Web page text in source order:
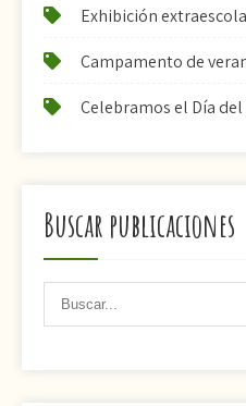
Exhibición
Campamento de
Celebramos el Día
Buscar publicaciones